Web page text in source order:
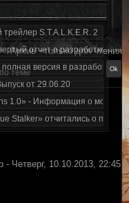
S.T.A.L.K.E.R. 2
отчет о разработке!
версия в разработке!
от 29.06.20
1.0» - Информация о моде за
Stalker» отчитались о
Архив - только для чтения
- Четверг, 10.10.2013, 22:45